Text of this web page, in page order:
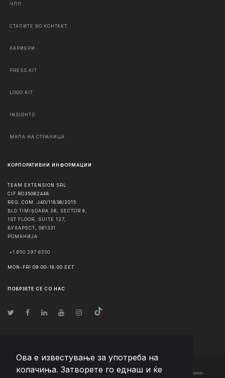
Ова е известување за употреба на
колачиња. Затворете го еднаш и ќе
ЧПП
СТАПИТЕ ВО КОНТАКТ
КАРИЕРИ
PRESS KIT
LOGO KIT
INSIGHTS
МАПА НА СТРАНИЦА
КОРПОРАТИВНИ ИНФОРМАЦИИ
TEAM EXTENSION SRL
CIF RO35062448
REG. COM. J40/11836/2015
BLD TIMIȘOARA 26, SECTOR 6,
1ST FLOOR, SUITE 127,
БУХАРЕСТ
061331
РОМАНИЈА
+1 650 297 6550
MON-FRI 09:00-18:00 EET
ПОВРЗЕТЕ СЕ СО НАС
© Авторско право2026 Team Extension Macedonia - Сите права задржани